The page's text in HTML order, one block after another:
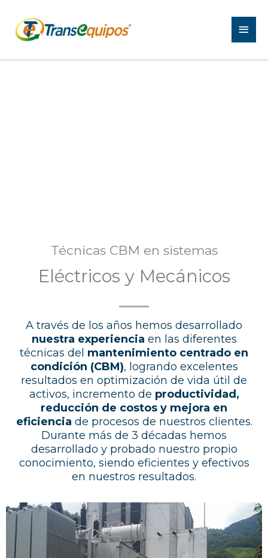
contenido
Técnicas CBM en sistemas
Eléctricos y Mecánicos
A través de los años hemos desarrollado
nuestra experiencia en las diferentes
técnicas del mantenimiento centrado en
condición (CBM), logrando excelentes
resultados en optimización de vida útil de
activos, incremento de productividad,
reducción de costos y mejora en
eficiencia de procesos de nuestros clientes.
Durante más de 3 décadas hemos
desarrollado y probado nuestro propio
conocimiento, siendo eficientes y efectivos
en nuestros resultados.